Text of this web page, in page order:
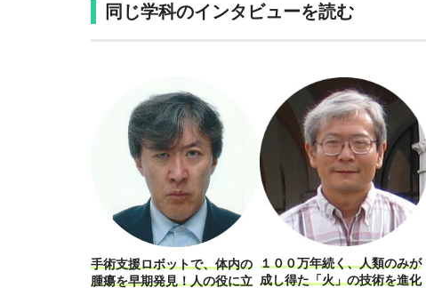
同じ学科のインタビューを読む
手術支援ロボットで、体内の
腫瘍を早期発見！人の役に立
１００万年続く、人類のみが
成し得た「火」の技術を進化